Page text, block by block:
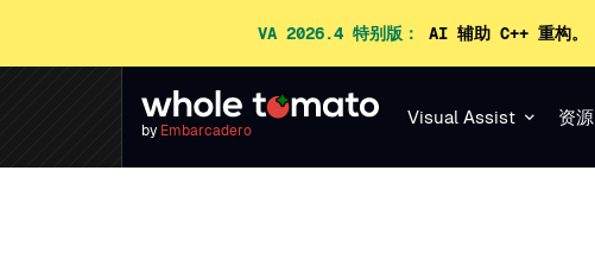
VA 2026.4 特别版： AI 辅助 C++ 重构。
by Embarcadero
Visual Assist 资源